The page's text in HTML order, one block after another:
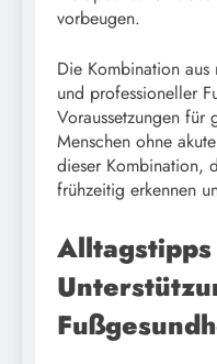
vorbeugen.
Die Kombination
und professioneller
Voraussetzungen für
Menschen ohne
dieser Kombination,
frühzeitig erkennen